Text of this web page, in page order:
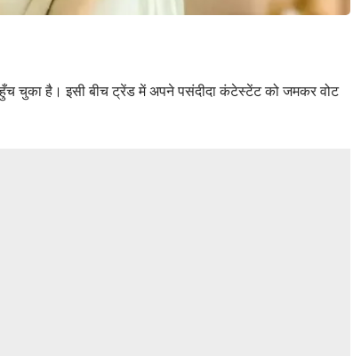
चुका है। इसी बीच ट्रेंड में अपने पसंदीदा कंटेस्टेंट को जमकर वोट